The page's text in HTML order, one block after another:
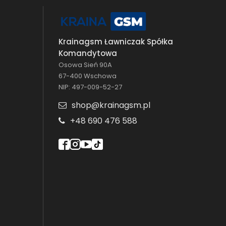
Krainagsm Ławniczak Spółka
Komandytowa
Osowa Sień 90A
67-400 Wschowa
NIP: 497-009-52-27
shop@krainagsm.pl
+48 690 476 588